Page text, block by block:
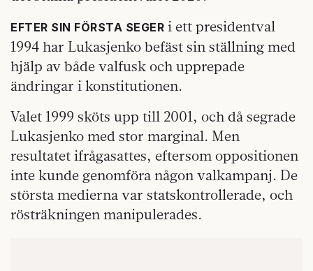
EFTER SIN FÖRSTA SEGER i ett presidentval
1994 har Lukasjenko befäst sin ställning med
hjälp av både valfusk och upprepade
ändringar i konstitutionen.
Valet 1999 sköts upp till 2001, och då segrade
Lukasjenko med stor marginal. Men
resultatet ifrågasattes, eftersom oppositionen
inte kunde genomföra någon valkampanj. De
största medierna var statskontrollerade, och
rösträkningen manipulerades.